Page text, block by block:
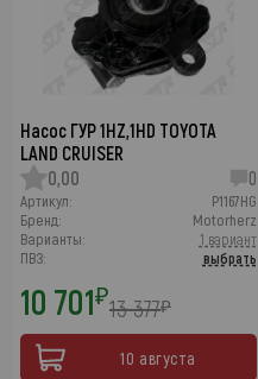
Насос ГУР 1HZ,1HD TOYOTA
LAND CRUISER
0,00
0
Артикул:
P1167HG
Бренд:
Motorherz
Варианты:
1 вариант
ПВЗ:
выбрать
10 701₽13 377₽
10 августа